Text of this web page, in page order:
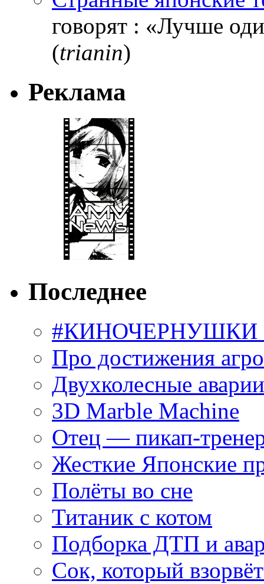
говорят : «Лучше
(trianin)
Реклама
Последнее
#КИНОЧЕРНУШКИ
Про достижения
Двухколесные
3D Marble Machine
Отец — пикап-
Жесткие Японские
Полёты во сне
Титаник с котом
Подборка ДТП и
Сок, который